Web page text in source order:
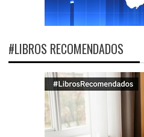
#LIBROS RECOMENDADOS